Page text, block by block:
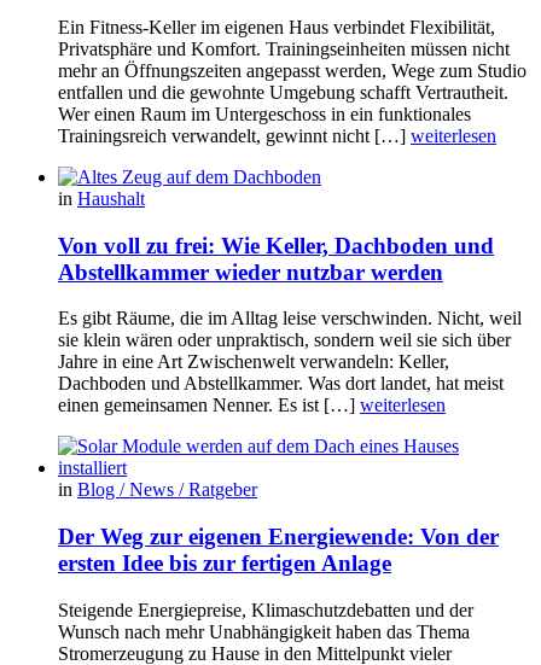
Ein Fitness-Keller im eigenen Haus verbindet Flexibilität,
Privatsphäre und Komfort. Trainingseinheiten müssen nicht
mehr an Öffnungszeiten angepasst werden, Wege zum Studio
entfallen und die gewohnte Umgebung schafft Vertrautheit.
Wer einen Raum im Untergeschoss in ein funktionales
Trainingsreich verwandelt, gewinnt nicht […] weiterlesen
in Haushalt
Von voll zu frei: Wie Keller, Dachboden und
Abstellkammer wieder nutzbar werden
Es gibt Räume, die im Alltag leise verschwinden. Nicht, weil
sie klein wären oder unpraktisch, sondern weil sie sich über
Jahre in eine Art Zwischenwelt verwandeln: Keller,
Dachboden und Abstellkammer. Was dort landet, hat meist
einen gemeinsamen Nenner. Es ist […] weiterlesen
in Blog / News / Ratgeber
Der Weg zur eigenen Energiewende: Von der
ersten Idee bis zur fertigen Anlage
Steigende Energiepreise, Klimaschutzdebatten und der
Wunsch nach mehr Unabhängigkeit haben das Thema
Stromerzeugung zu Hause in den Mittelpunkt vieler